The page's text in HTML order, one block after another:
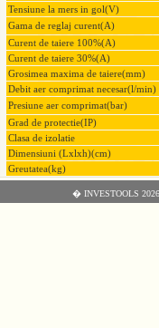
Tensiune la mers in gol(V)
Gama de reglaj curent(A)
Curent de taiere 100%(A)
Curent de taiere 30%(A)
Grosimea maxima de taiere(mm)
Debit aer comprimat necesar(l/min)
Presiune aer comprimat(bar)
Grad de protectie(IP)
Clasa de izolatie
Dimensiuni (Lxlxh)(cm)
Greutatea(kg)
� INVESTOOLS 2026